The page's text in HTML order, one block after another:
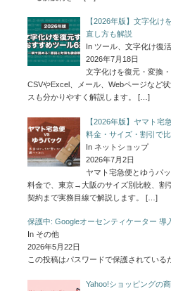
【2026年版】文字化け
直し方も解説
In ツール、文字化け復活
2026年7月18日
文字化けを復元・変換
CSVやExcel、メール、Webページなど
スも分かりやすく解説します。
[…]
【2026年版】ヤマト宅
料金・サイズ・割引で
In ネットショップ
2026年7月2日
ヤマト宅急便とゆうパ
料金で、東京→大阪のサイズ別比較、割
契約まで実務目線で解説します。
[…]
保護中: Googleオーセンティケーター 導
In その他
2026年5月22日
この投稿はパスワードで保護されている
Yahoo!ショッピングの